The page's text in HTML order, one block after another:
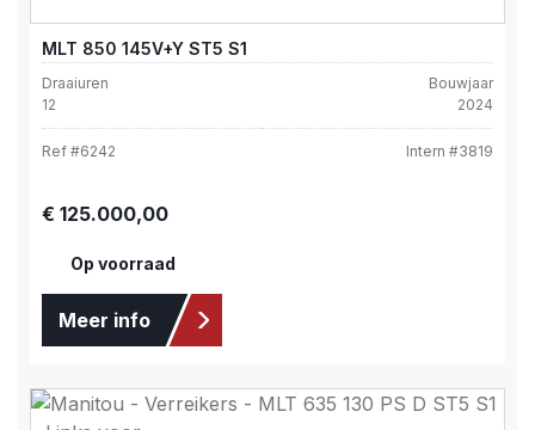
MLT 850 145V+Y ST5 S1
Draaiuren
12
Bouwjaar
2024
Ref #6242 Intern #3819
Normale prijs:
€ 125.000,00
Op voorraad
Meer info